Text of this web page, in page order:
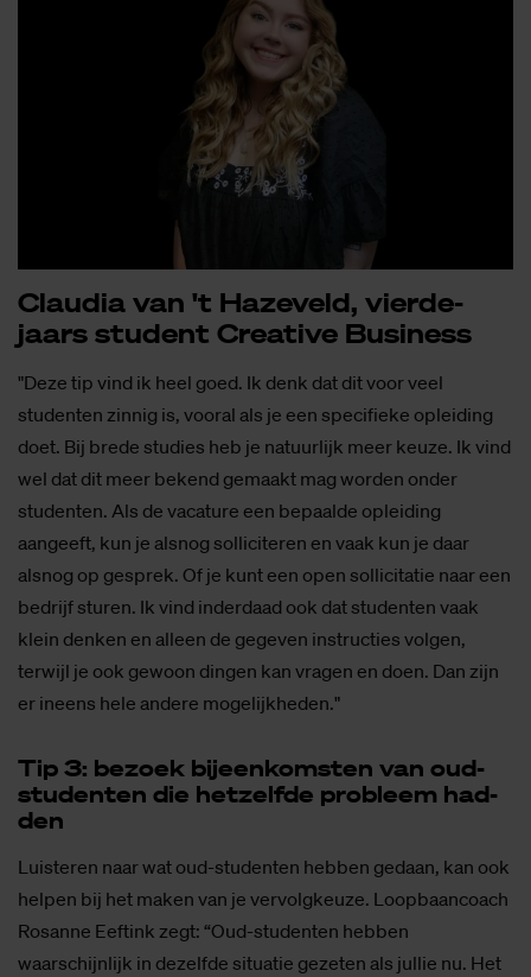
Clau­dia van 't Ha­ze­veld, vier­de­
jaars stu­dent Cre­a­ti­ve Bu­si­ness
"Deze tip vind ik heel goed. Ik denk dat dit voor veel
studenten zinnig is, vooral als je een specifieke opleiding
doet. Bij brede studies heb je natuurlijk meer keuze. Ik vind
wel dat dit meer bekend gemaakt mag worden onder
studenten. Als de vacature een bepaalde opleiding
aangeeft, kun je alsnog solliciteren en vaak kun je daar
alsnog op gesprek. Of je kunt een open sollicitatie naar een
bedrijf sturen. Ik vind inderdaad ook dat studenten vaak
klein denken en alleen de gegeven instructies volgen,
terwijl je ook gewoon dingen kan vragen en doen. Dan zijn
er ineens hele andere mogelijkheden."
Tip 3: be­zoek bij­een­kom­sten van oud-
stu­den­ten die het­zelf­de pro­bleem had­
den
Luisteren naar wat oud-studenten hebben gedaan, kan ook
helpen bij het maken van je vervolgkeuze. Loopbaancoach
Rosanne Eeftink zegt: “Oud-studenten hebben
waarschijnlijk in dezelfde situatie gezeten als jullie nu. Het